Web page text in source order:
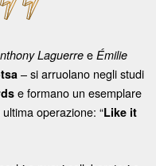
Laguerree Émilie
– si arruolano negli studi
e formano un esemplare
operazione: “Like it